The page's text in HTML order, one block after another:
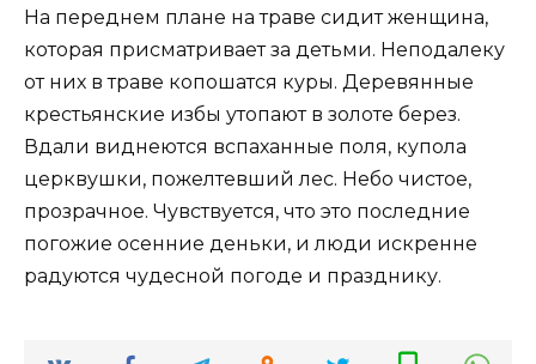
На переднем плане на траве сидит женщина,
которая присматривает за детьми. Неподалеку
от них в траве копошатся куры. Деревянные
крестьянские избы утопают в золоте берез.
Вдали виднеются вспаханные поля, купола
церквушки, пожелтевший лес. Небо чистое,
прозрачное. Чувствуется, что это последние
погожие осенние деньки, и люди искренне
радуются чудесной погоде и празднику.